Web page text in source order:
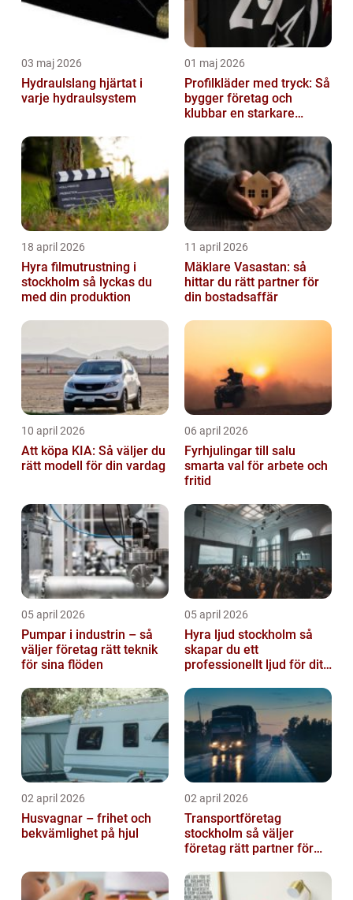
03 maj 2026
Hydraulslang hjärtat i
varje hydraulsystem
01 maj 2026
Profilkläder med tryck: Så
bygger företag och
klubbar en starkare
18 april 2026
Hyra filmutrustning i
stockholm så lyckas du
med din produktion
11 april 2026
Mäklare Vasastan: så
hittar du rätt partner för
din bostadsaffär
10 april 2026
Att köpa KIA: Så väljer du
rätt modell för din vardag
06 april 2026
Fyrhjulingar till salu
smarta val för arbete och
fritid
05 april 2026
Pumpar i industrin – så
väljer företag rätt teknik
för sina flöden
05 april 2026
Hyra ljud stockholm så
skapar du ett
professionellt ljud för ditt
02 april 2026
Husvagnar – frihet och
bekvämlighet på hjul
02 april 2026
Transportföretag
stockholm så väljer
företag rätt partner för